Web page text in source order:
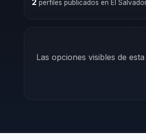
2 perfiles publicados en El
Las opciones visibles de